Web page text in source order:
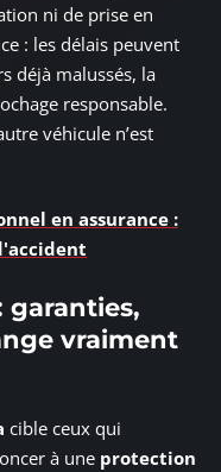
ni de prise en
: les délais peuvent
déjà malussés, la
responsable.
véhicule n’est
en assurance :
garanties,
vraiment
cible ceux qui
à une protection